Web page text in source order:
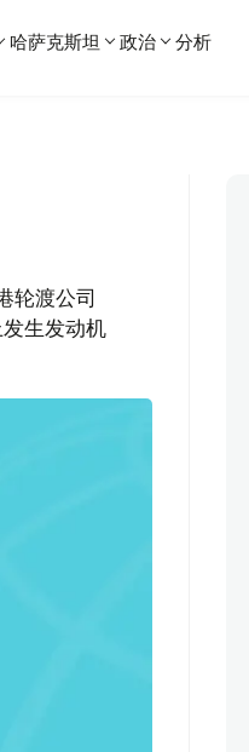
哈萨克斯坦 政治 分析
轮渡公司
生发动机